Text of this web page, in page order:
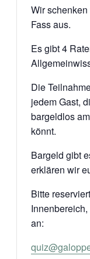
Wir
Fass aus.
Es gibt 4
Die
jedem Gast,
bargeldlos
könnt.
Bargeld gibt
erklären wir
Bitte
an: